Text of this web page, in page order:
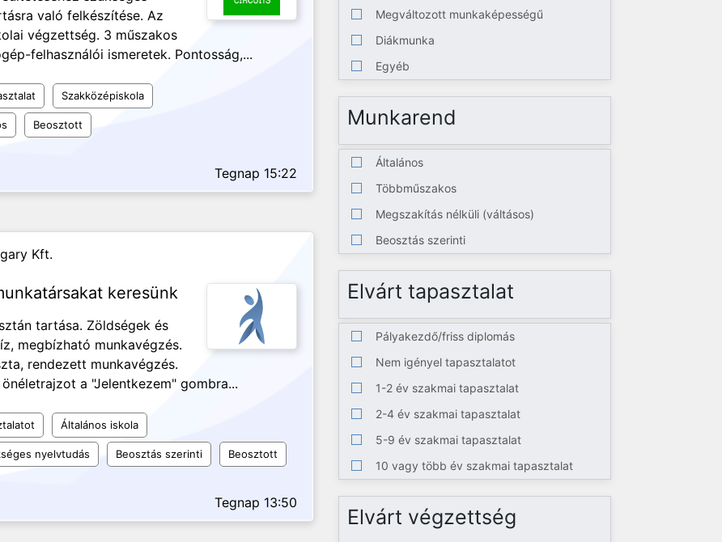
való felkészítése. Az
végzettség. 3 műszakos
felhasználói ismeretek. Pontosság,...
Szakközépiskola
Beosztott
Tegnap 15:22
Kft.
keresünk
tartása. Zöldségek és
megbízható munkavégzés.
rendezett munkavégzés.
a "Jelentkezem" gombra...
Általános iskola
nyelvtudás Beosztás szerinti Beosztott
Tegnap 13:50
Megváltozott munkaképességű
Diákmunka
Egyéb
Munkarend
Általános
Többműszakos
Megszakítás nélküli (váltásos)
Beosztás szerinti
Elvárt tapasztalat
Pályakezdő/friss diplomás
Nem igényel tapasztalatot
1-2 év szakmai tapasztalat
2-4 év szakmai tapasztalat
5-9 év szakmai tapasztalat
10 vagy több év szakmai tapasztalat
Elvárt végzettség